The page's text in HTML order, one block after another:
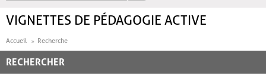
VIGNETTES DE PÉDAGOGIE ACTIVE
Accueil Recherche
RECHERCHER